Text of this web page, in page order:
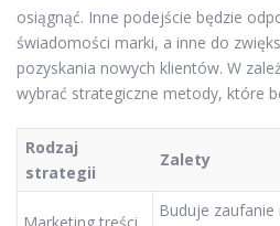
osiągnąć. Inne podejście będzie
świadomości marki, a inne do
pozyskania nowych klientów. W
wybrać strategiczne metody, które
Rodzaj
strategii
Zalety
Buduje zaufanie